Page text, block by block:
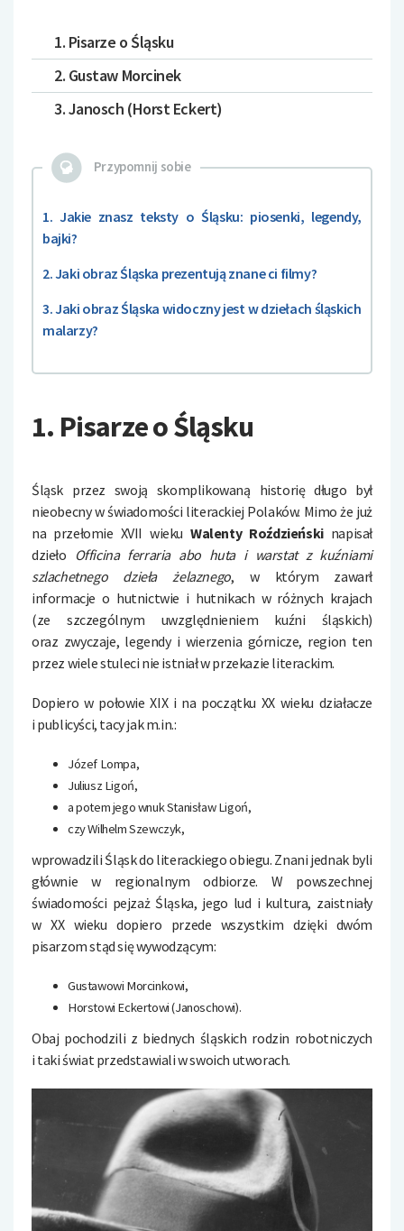
1. Pisarze o Śląsku
2. Gustaw Morcinek
3. Janosch (Horst Eckert)
Przypomnij sobie
1. Jakie znasz teksty o Śląsku: piosenki, legendy,
bajki?
2. Jaki obraz Śląska prezentują znane ci filmy?
3. Jaki obraz Śląska widoczny jest w dziełach śląskich
malarzy?
1. Pisarze o Śląsku
Śląsk przez swoją skomplikowaną historię długo był
nieobecny w świadomości literackiej Polaków. Mimo że już
na przełomie XVII wieku Walenty Roździeńskinapisał
dzieło Officina ferraria abo huta i warstat z kuźniami
szlachetnego dzieła żelaznego, w którym zawarł
informacje o hutnictwie i hutnikach w różnych krajach
(ze szczególnym uwzględnieniem kuźni śląskich)
oraz zwyczaje, legendy i wierzenia górnicze, region ten
przez wiele stuleci nie istniał w przekazie literackim.
Dopiero w połowie XIX i na początku XX wieku działacze
i publicyści, tacy jak m.in.:
Józef Lompa,
Juliusz Ligoń,
a potem jego wnuk Stanisław Ligoń,
czy Wilhelm Szewczyk,
wprowadzili Śląsk do literackiego obiegu. Znani jednak byli
głównie w regionalnym odbiorze. W powszechnej
świadomości pejzaż Śląska, jego lud i kultura, zaistniały
w XX wieku dopiero przede wszystkim dzięki dwóm
pisarzom stąd się wywodzącym:
Gustawowi Morcinkowi,
Horstowi Eckertowi (Janoschowi).
Obaj pochodzili z biednych śląskich rodzin robotniczych
i taki świat przedstawiali w swoich utworach.